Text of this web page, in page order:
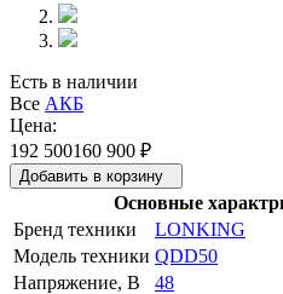
Есть в наличии
Все АКБ
Цена:
192 500160 900 ₽
Добавить в корзину
Основные
Бренд техники
LONKING
Модель техники QDD50
Напряжение, В
48